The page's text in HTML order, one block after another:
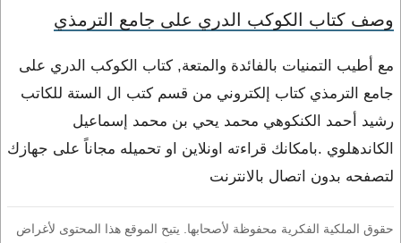
وصف كتاب الكوكب الدري على جامع الترمذي
مع أطيب التمنيات بالفائدة والمتعة, كتاب الكوكب الدري على
جامع الترمذي كتاب إلكتروني من قسم كتب ال الستة للكاتب
رشيد أحمد الكنكوهي محمد يحي بن محمد إسماعيل
الكاندهلوي .بامكانك قراءته اونلاين او تحميله مجاناً على جهازك
لتصفحه بدون اتصال بالانترنت
حقوق الملكية الفكرية محفوظة لأصحابها. يتيح الموقع هذا المحتوى لأغراض